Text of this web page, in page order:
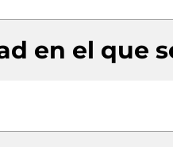
en el que